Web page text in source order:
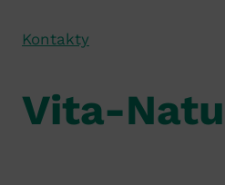
Kontakty
Vita-